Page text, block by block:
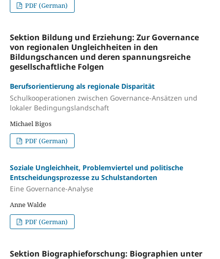
PDF (German)
Sektion Bildung und Erziehung: Zur Governance
von regionalen Ungleichheiten in den
Bildungschancen und deren spannungsreiche
gesellschaftliche Folgen
Berufsorientierung als regionale Disparität
Schulkooperationen zwischen Governance-Ansätzen und
lokaler Bedingungslandschaft
Michael Bigos
PDF (German)
Soziale Ungleichheit, Problemviertel und politische
Entscheidungsprozesse zu Schulstandorten
Eine Governance-Analyse
Anne Walde
PDF (German)
Sektion Biographieforschung: Biographien unter